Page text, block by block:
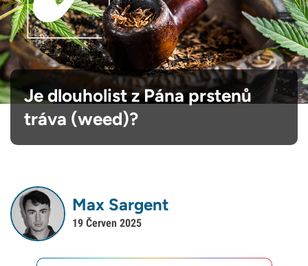
Je dlouholist z Pána prstenů
tráva (weed)?
Max Sargent
19 Červen 2025